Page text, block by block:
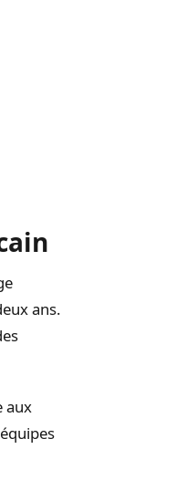
ans.
aux